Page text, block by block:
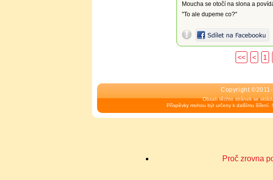
Moucha se otočí na slona a
"To ale dupeme co?"
<< < 1
Copyright
Obsah těchto stránek se
Příspěvky mohou být určeny k dalšímu šíření.
Proč zrovna